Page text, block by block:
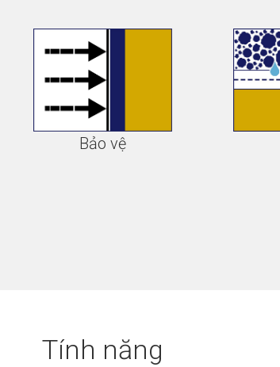
Bảo vệ
Tính năng